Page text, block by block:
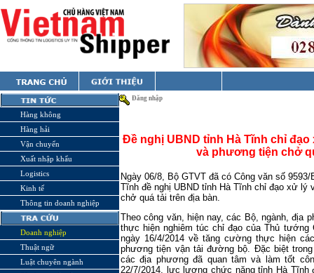
Hàng không
Hàng hải
Vận chuyển
Xuất nhập khẩu
Logistics
Kinh tế
Thông tin doanh nghiệp
Doanh nghiệp
Thuật ngữ
Luật chuyên ngành
Đăng nhập
Đề nghị UBND tỉnh Hà Tĩnh chỉ
và phương tiện chở
Ngày 06/8, Bộ GTVT đã có Công văn số
Tĩnh đề nghị UBND tỉnh Hà Tĩnh chỉ đạo xử lý
chở quá tải trên địa bàn.
Theo công văn, hiện nay, các Bộ, ngành, địa
thực hiện nghiêm túc chỉ đạo của Thủ tướng
ngày 16/4/2014 về tăng cường thực hiện
phương tiện vận tải đường bộ. Đặc biệt
các địa phương đã quan tâm và làm tốt
22/7/2014, lực lượng chức năng tỉnh Hà Tĩnh